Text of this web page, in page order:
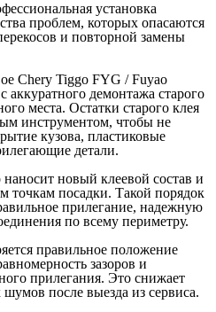
установка
проблем, которых опасаются
и повторной замены
Chery Tiggo FYG / Fuyao
аккуратного демонтажа старого
места. Остатки старого клея
инструментом, чтобы не
кузова, пластиковые
детали.
новый клеевой состав и
точкам посадки. Такой порядок
прилегание, надежную
по всему периметру.
правильное положение
зазоров и
прилегания. Это снижает
после выезда из сервиса.